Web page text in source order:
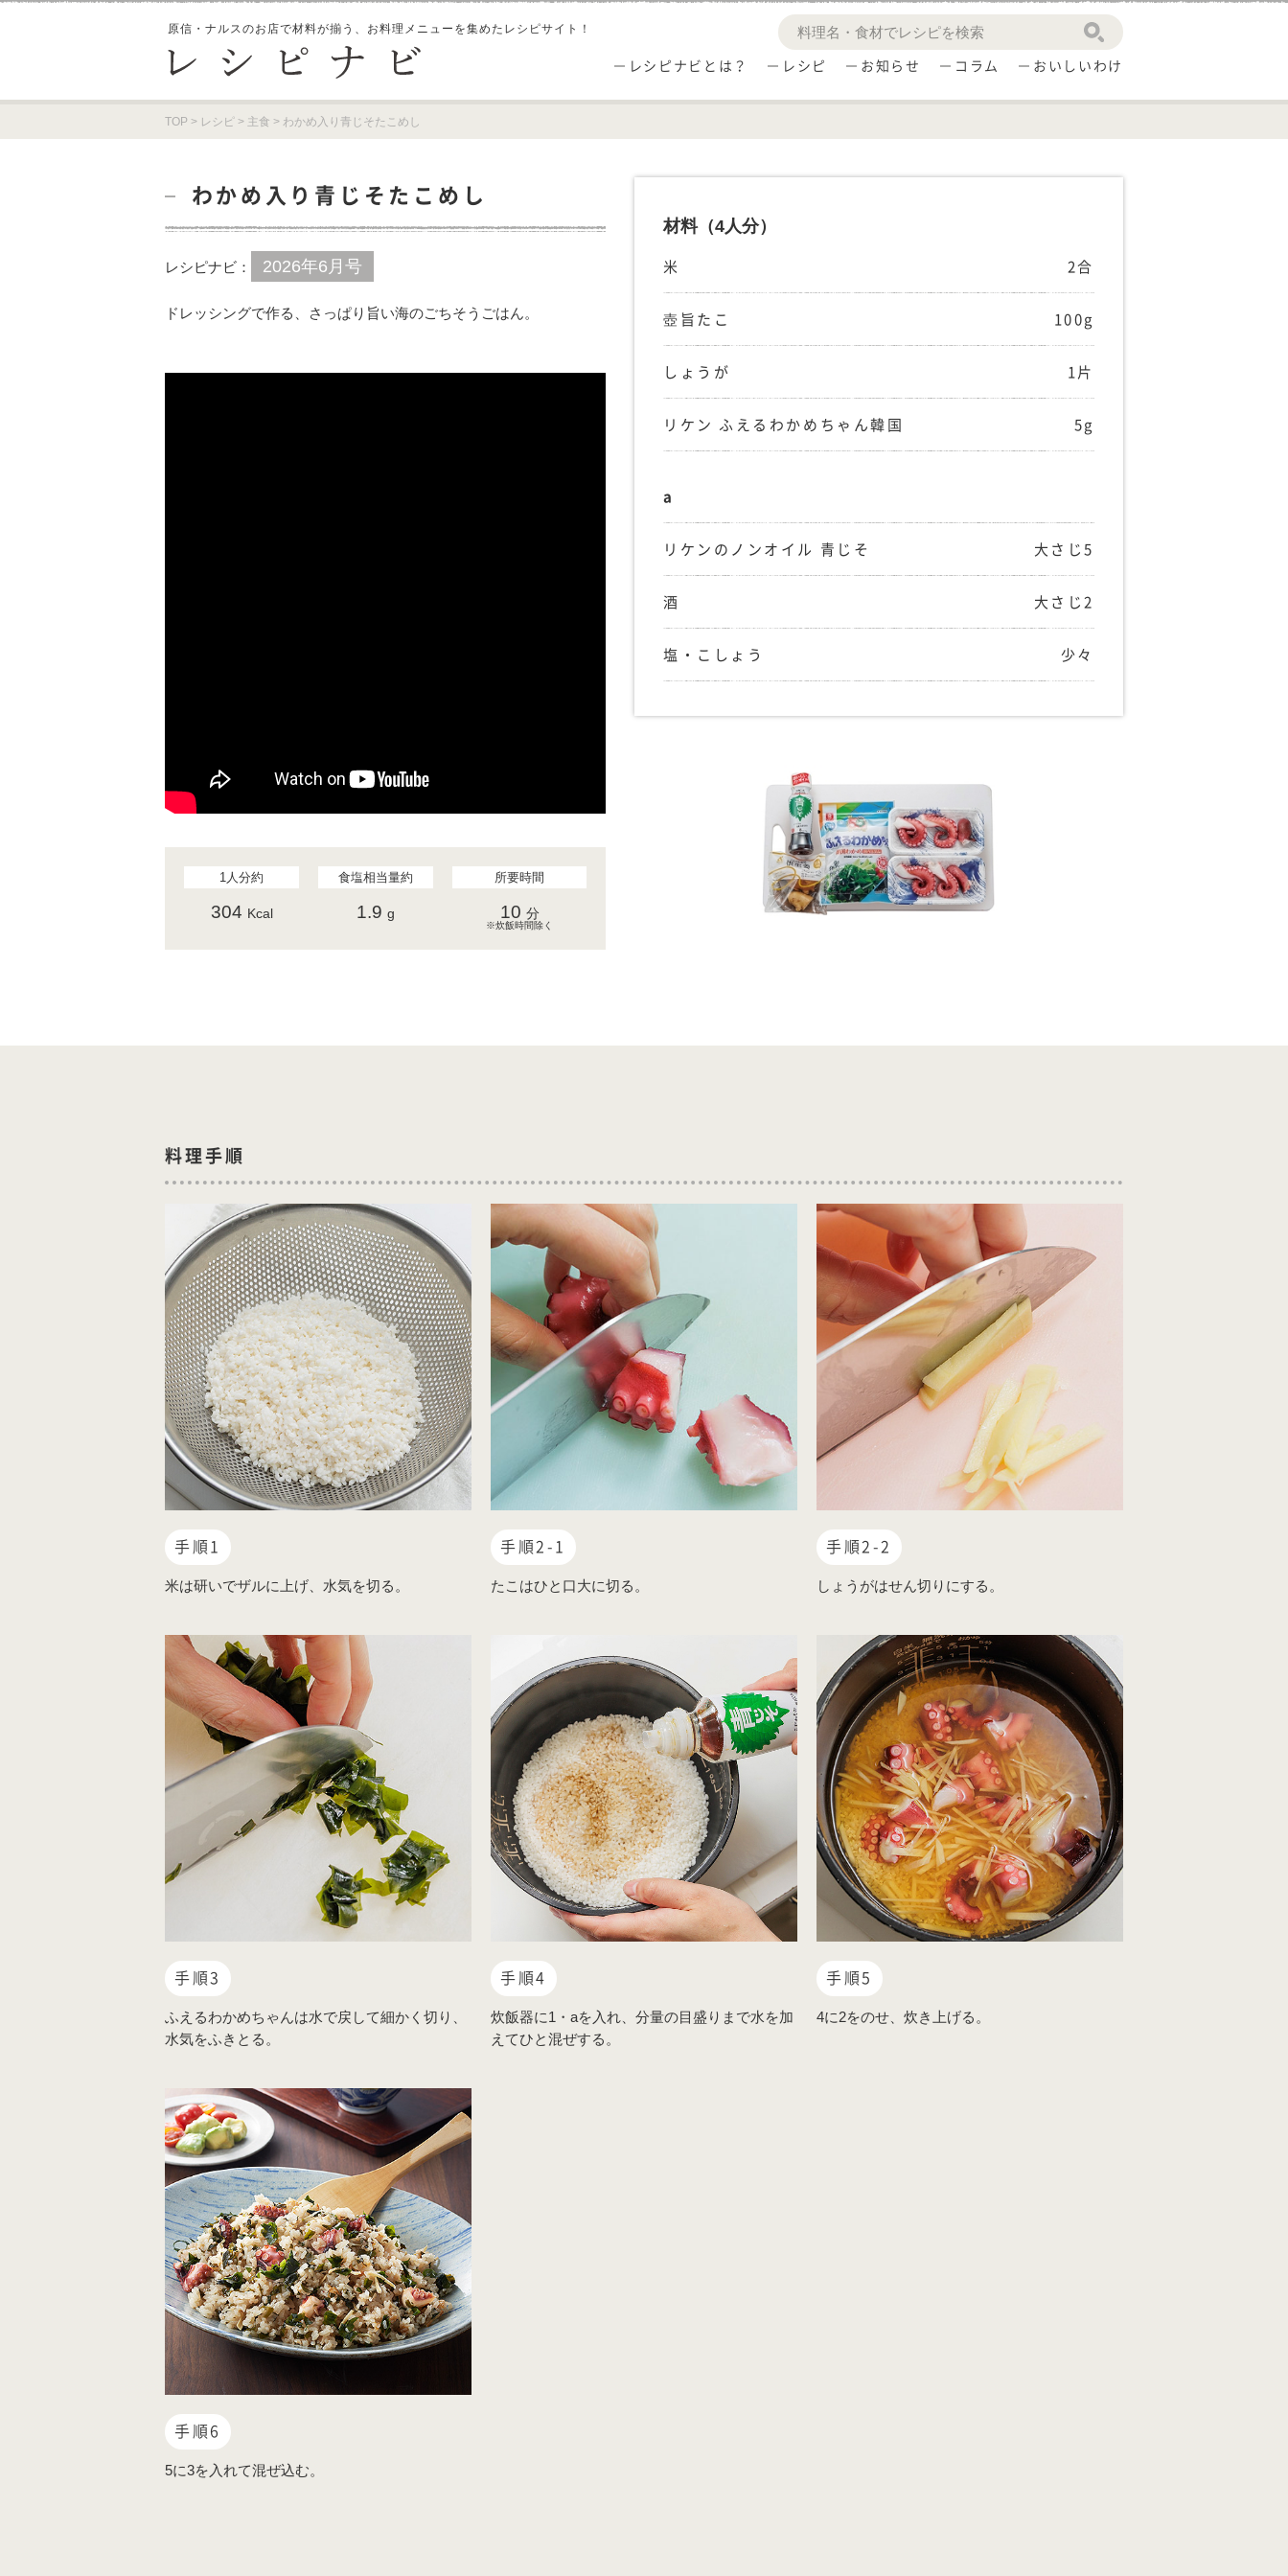
原信・ナルスのお店で材料が揃う、 お料理メニューを集めたレシピサイト！
レシピナビとは？ レシピ お知らせ コラム おいしいわけ
TOP > レシピ > 主食 > わかめ入り青じそたこめし
わかめ入り青じそたこめし
レシピナビ： 2026年6月号
ドレッシングで作る、さっぱり旨い海のごちそうごはん。
1人分約
304 Kcal
食塩相当量約
1.9 g
所要時間
10 分
※炊飯時間除く
材料（4人分）
米 2合
壺旨たこ 100g
しょうが 1片
リケン ふえるわかめちゃん韓国 5g
a
リケンのノンオイル 青じそ 大さじ5
酒 大さじ2
塩・こしょう 少々
料理手順
手順1
米は研いでザルに上げ、水気を切る。
手順2-1
たこはひと口大に切る。
手順2-2
しょうがはせん切りにする。
手順3
ふえるわかめちゃんは水で戻して細かく切り、
水気をふきとる。
手順4
炊飯器に1・aを入れ、分量の目盛りまで水を加
えてひと混ぜする。
手順5
4に2をのせ、炊き上げる。
手順6
5に3を入れて混ぜ込む。